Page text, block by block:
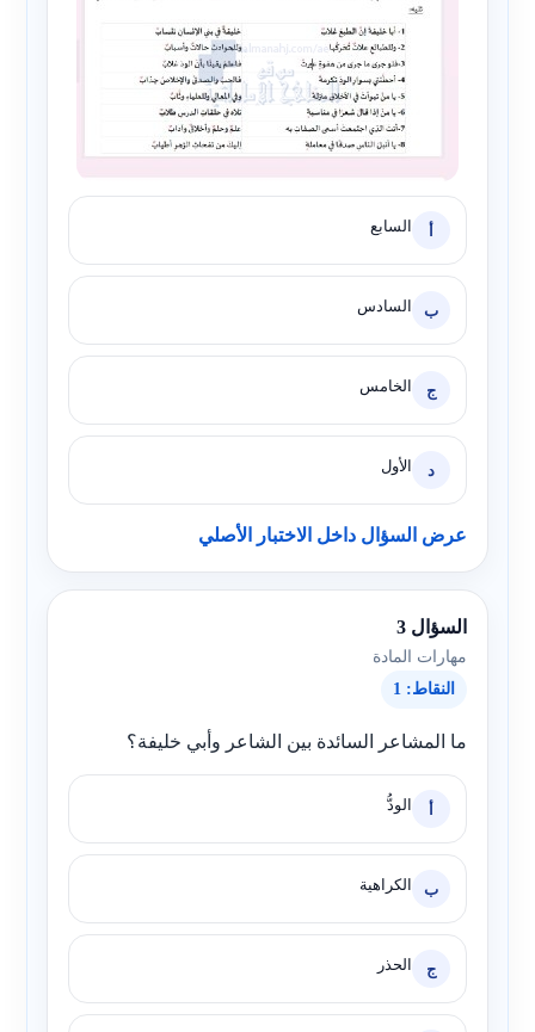
أ السابع
ب السادس
ج الخامس
د الأول
عرض السؤال داخل الاختبار الأصلي
السؤال 3
مهارات المادة
النقاط: 1
ما المشاعر السائدة بين الشاعر وأبي خليفة؟
أ الودُّ
ب الكراهية
ج الحذر